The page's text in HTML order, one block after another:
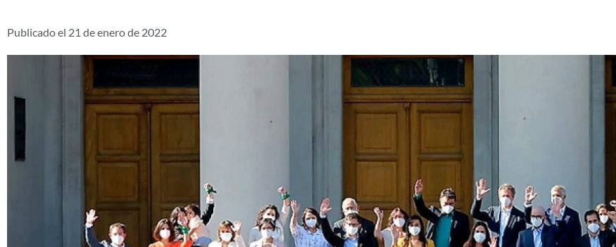
Publicado el 21 de enero de 2022